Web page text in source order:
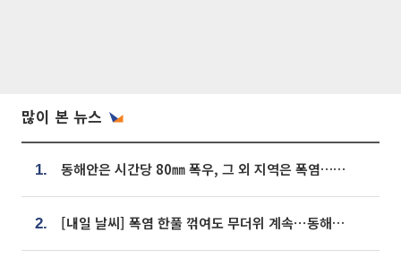
많이 본 뉴스
1. 동해안은 시간당 80㎜ 폭우, 그 외 지역은 폭염…‘극과 극 날씨’
2. [내일 날씨] 폭염 한풀 꺾여도 무더위 계속⋯동해안 이틀 연속 비